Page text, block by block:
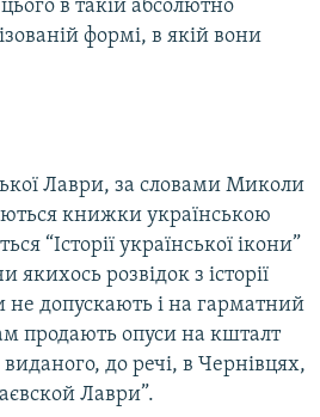
в такій абсолютно
формі, в якій вони
Лаври, за словами Миколи
книжки українською
“Історії української ікони”
розвідок з історії
допускають і на гарматний
продають опуси на кшталт
виданого, до речі, в Чернівцях,
Лаври”.